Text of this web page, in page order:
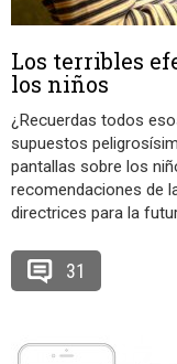
Los terribles
los niños
¿Recuerdas todos
supuestos
pantallas sobre los
recomendaciones de
directrices para la
31